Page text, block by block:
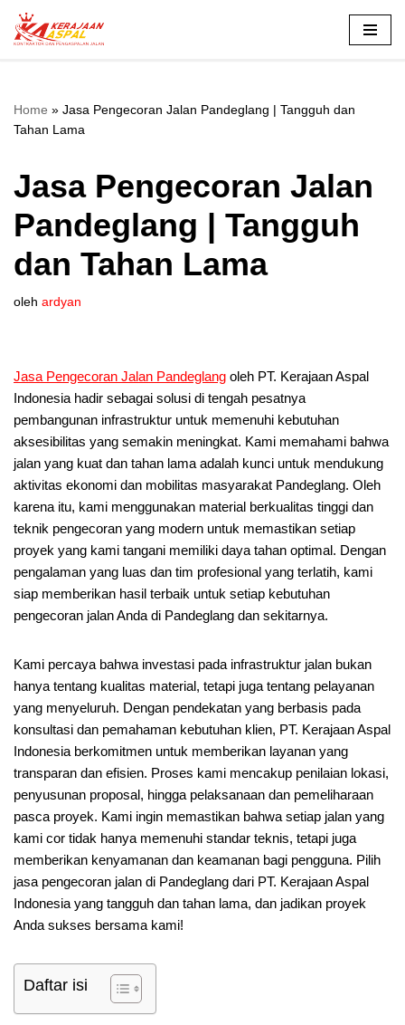
Lompat
Home » Jasa Pengecoran Jalan Pandeglang | Tangguh dan
Tahan Lama
Jasa Pengecoran Jalan
Pandeglang | Tangguh
dan Tahan Lama
oleh ardyan
Jasa Pengecoran Jalan Pandeglang oleh PT. Kerajaan Aspal
Indonesia hadir sebagai solusi di tengah pesatnya
pembangunan infrastruktur untuk memenuhi kebutuhan
aksesibilitas yang semakin meningkat. Kami memahami bahwa
jalan yang kuat dan tahan lama adalah kunci untuk mendukung
aktivitas ekonomi dan mobilitas masyarakat Pandeglang. Oleh
karena itu, kami menggunakan material berkualitas tinggi dan
teknik pengecoran yang modern untuk memastikan setiap
proyek yang kami tangani memiliki daya tahan optimal. Dengan
pengalaman yang luas dan tim profesional yang terlatih, kami
siap memberikan hasil terbaik untuk setiap kebutuhan
pengecoran jalan Anda di Pandeglang dan sekitarnya.
Kami percaya bahwa investasi pada infrastruktur jalan bukan
hanya tentang kualitas material, tetapi juga tentang pelayanan
yang menyeluruh. Dengan pendekatan yang berbasis pada
konsultasi dan pemahaman kebutuhan klien, PT. Kerajaan Aspal
Indonesia berkomitmen untuk memberikan layanan yang
transparan dan efisien. Proses kami mencakup penilaian lokasi,
penyusunan proposal, hingga pelaksanaan dan pemeliharaan
pasca proyek. Kami ingin memastikan bahwa setiap jalan yang
kami cor tidak hanya memenuhi standar teknis, tetapi juga
memberikan kenyamanan dan keamanan bagi pengguna. Pilih
jasa pengecoran jalan di Pandeglang dari PT. Kerajaan Aspal
Indonesia yang tangguh dan tahan lama, dan jadikan proyek
Anda sukses bersama kami!
Daftar isi